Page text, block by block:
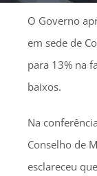
O Governo
em sede de
para 13% na
baixos.
Na
Conselho de
esclareceu